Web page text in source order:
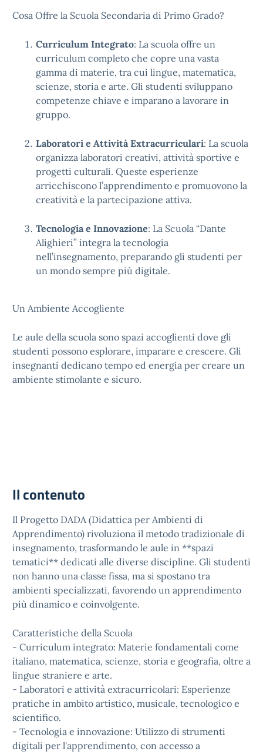
Cosa Offre la Scuola Secondaria di Primo Grado?
Curriculum Integrato: La scuola offre un
curriculum completo che copre una vasta
gamma di materie, tra cui lingue, matematica,
scienze, storia e arte. Gli studenti sviluppano
competenze chiave e imparano a lavorare in
gruppo.
Laboratori e Attività Extracurriculari: La scuola
organizza laboratori creativi, attività sportive e
progetti culturali. Queste esperienze
arricchiscono l’apprendimento e promuovono la
creatività e la partecipazione attiva.
Tecnologia e Innovazione: La Scuola “Dante
Alighieri” integra la tecnologia
nell’insegnamento, preparando gli studenti per
un mondo sempre più digitale.
Un Ambiente Accogliente
Le aule della scuola sono spazi accoglienti dove gli
studenti possono esplorare, imparare e crescere. Gli
insegnanti dedicano tempo ed energia per creare un
ambiente stimolante e sicuro.
Il contenuto
Il Progetto DADA (Didattica per Ambienti di
Apprendimento) rivoluziona il metodo tradizionale di
insegnamento, trasformando le aule in **spazi
tematici** dedicati alle diverse discipline. Gli studenti
non hanno una classe fissa, ma si spostano tra
ambienti specializzati, favorendo un apprendimento
più dinamico e coinvolgente.
Caratteristiche della Scuola
- Curriculum integrato: Materie fondamentali come
italiano, matematica, scienze, storia e geografia, oltre a
lingue straniere e arte.
- Laboratori e attività extracurricolari: Esperienze
pratiche in ambito artistico, musicale, tecnologico e
scientifico.
- Tecnologia e innovazione: Utilizzo di strumenti
digitali per l'apprendimento, con accesso a